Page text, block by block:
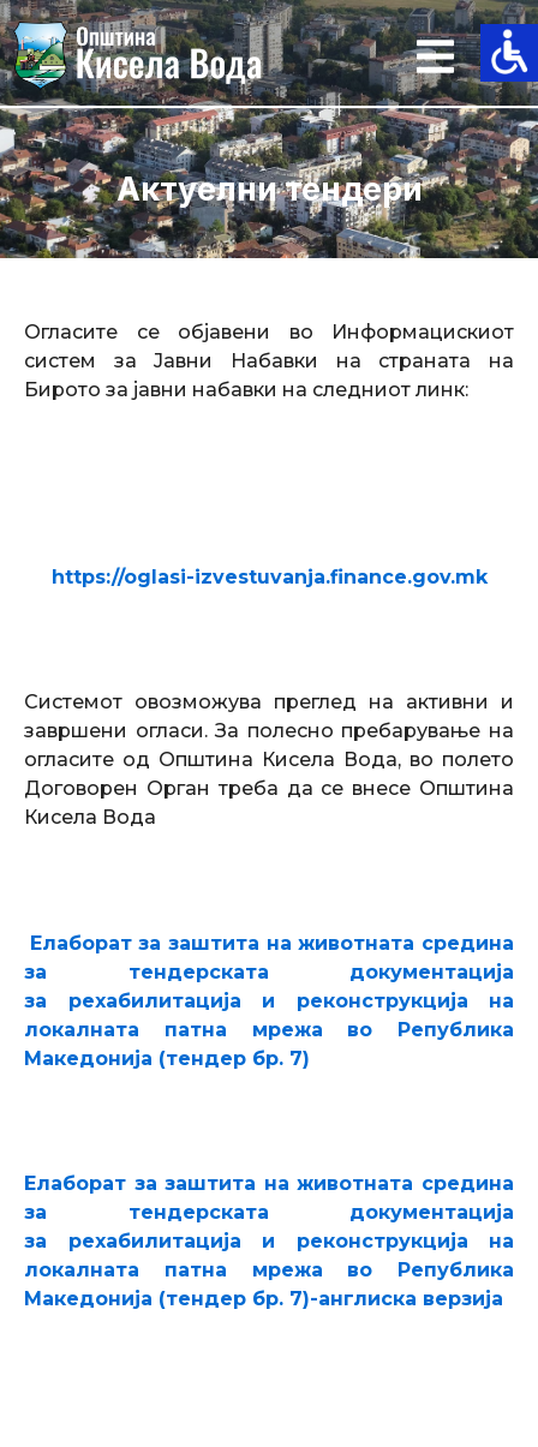
Skip
to
content
Актуелни тендери
Огласите се објавени во Информацискиот
систем за Јавни Набавки на страната на
Бирото за јавни набавки на следниот линк:
https://oglasi-izvestuvanja.finance.gov.mk
Системот овозможува преглед на активни и
завршени огласи. За полесно пребарување на
огласите од Општина Кисела Вода, во полето
Договорен Орган треба да се внесе Општина
Кисела Вода
Елаборат за заштита на животната средина
за тендерската документација
за рехабилитација и реконструкција на
локалната патна мрежа во Република
Македонија (тендер бр. 7)
Елаборат за заштита на животната средина
за тендерската документација
за рехабилитација и реконструкција на
локалната патна мрежа во Република
Македонија (тендер бр. 7)-англиска верзија